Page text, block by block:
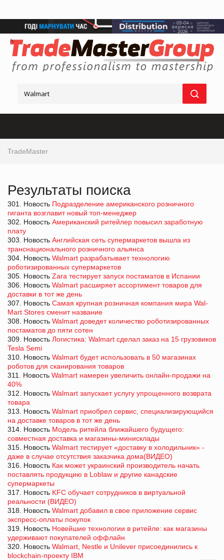
TradeMaster
Результаты поиска
301. Новость Подразделение американского розничного
гиганта возглавит новый топ-менеджер
302. Новость Американский ритейлер повысил заработную
плату
303. Новость Английская сеть супермаркетов вышла из
транснационального розничного альянса
304. Новость Walmart разрабатывает технологию
роботизированных супермаркетов
305. Новость Zara тестирует запуск постаматов в Испании
306. Новость Walmart расширяет ассортимент товаров для
доставки в тот же день
307. Новость Самая крупная розничная компания мира Wal-
Mart Stores сменит название
308. Новость Walmart доведет количество роботизированных
постаматов до пяти сотен
309. Новость Логистика: Walmart сделал заказ на 15 грузовиков
Tesla Semi
310. Новость Walmart будет использовать в 50 магазинах
роботов для сканирования товаров
311. Новость Walmart намерен увеличить онлайн-продажи на
40%
312. Новость Walmart запускает услугу упрощенного возврата
товара
313. Новость Walmart приобрел сервис, специализирующийся
на доставке товаров в тот же день
314. Новость Модель ритейла ближайшего будущего:
совместная доставка и магазины-минисклады
315. Новость Walmart тестирует «доставку в холодильник» -
даже в случае отсутствия заказчика дома(ВИДЕО)
316. Новость Как может украинский производитель начать
поставлять продукцию в Loblaw и другие канадские
супермаркеты
317. Новость KFC обучает сотрудников в виртуальной
реальности (ВИДЕО)
318. Новость Walmart добавил в свое приложение сервис
экспресс-оплаты покупок
319. Новость Новейшие технологии в ритейле: как магазины
удерживают покупателей оффлайн
320. Новость Walmart, Nestle и Unilever присоединились к
blockchain-проекту IBM